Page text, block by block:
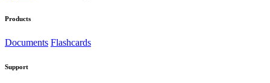
Products
Documents Flashcards
Support